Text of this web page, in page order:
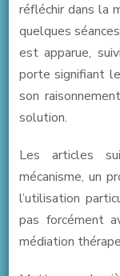
réfléchir dans la
quelques
est apparue,
porte signifiant
son
solution.
Les articles
mécanisme, un
l’utilisation
pas forcément
médiation